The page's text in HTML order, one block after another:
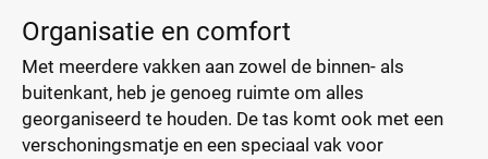
Organisatie en comfort
Met meerdere vakken aan zowel de binnen- als
buitenkant, heb je genoeg ruimte om alles
georganiseerd te houden. De tas komt ook met een
verschoningsmatje en een speciaal vak voor